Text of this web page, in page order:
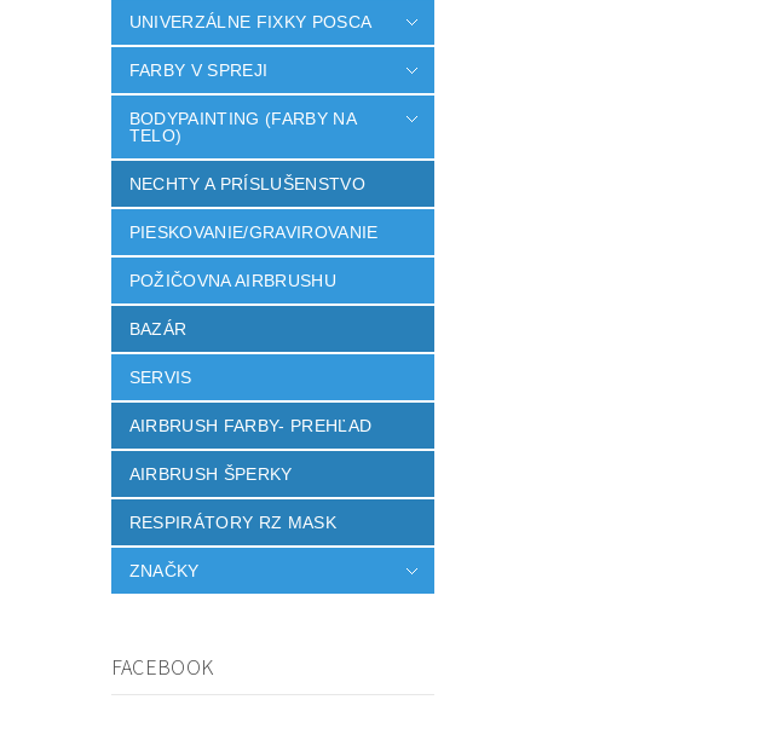
UNIVERZÁLNE FIXKY POSCA
FARBY V SPREJI
BODYPAINTING (FARBY NA
TELO)
NECHTY A PRÍSLUŠENSTVO
PIESKOVANIE/GRAVIROVANIE
POŽIČOVNA AIRBRUSHU
BAZÁR
SERVIS
AIRBRUSH FARBY- PREHĽAD
AIRBRUSH ŠPERKY
RESPIRÁTORY RZ MASK
ZNAČKY
FACEBOOK